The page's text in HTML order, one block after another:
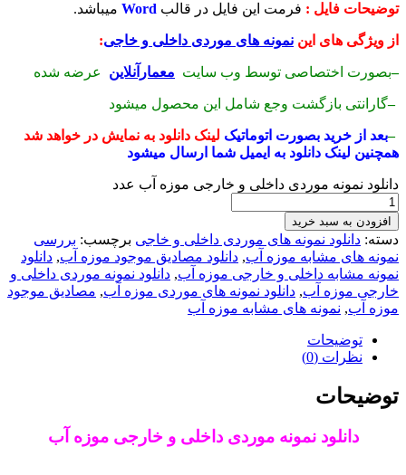
توضیحات فایل : فرمت این فایل در قالب میباشد.
از ویژگی های این نمونه های موردی داخلی و خاجی:
–بصورت اختصاصی توسط وب سایت معمارآنلاین عرضه شده
–گارانتی بازگشت وجع شامل این محصول میشود
–بعد از خرید بصورت اتوماتیک لینک دانلود به نمایش در خواهد شد
همچنین لینک دانلود به ایمیل شما ارسال میشود
دانلود نمونه موردی داخلی و خارجی موزه آب عدد
افزودن به سبد خرید
دسته: دانلود نمونه های موردی داخلی و خاجی برچسب: بررسی
نمونه های مشابه موزه آب, دانلود مصادیق موجود موزه آب, دانلود
نمونه مشابه داخلی و خارجی موزه آب, دانلود نمونه موردی داخلی و
خارجی موزه آب, دانلود نمونه های موردی موزه آب, مصادیق موجود
موزه آب, نمونه های مشابه موزه آب
توضیحات
نظرات (0)
توضیحات
دانلود نمونه موردی داخلی و خارجی موزه آب